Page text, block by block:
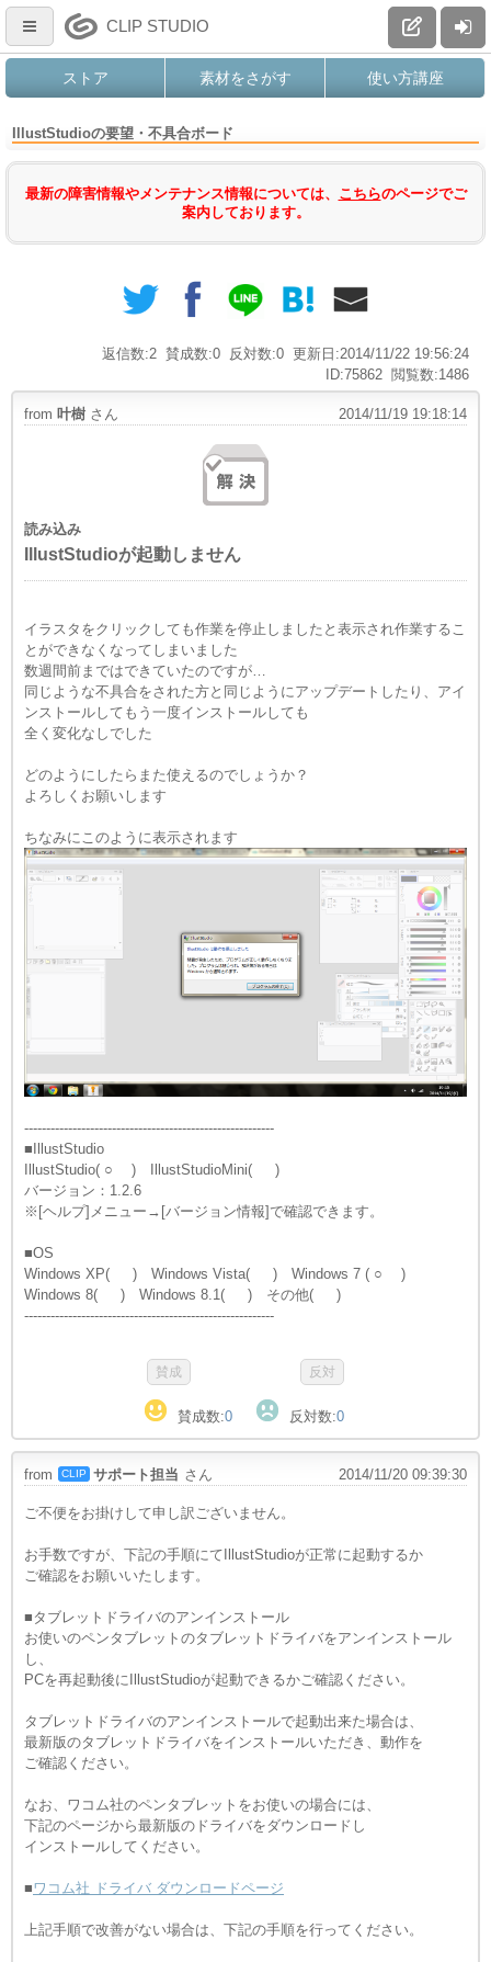
CLIP STUDIO
ストア 素材をさがす 使い方講座
IllustStudioの要望・不具合ボード
最新の障害情報やメンテナンス情報については、 こちらのページでご
案内しております。
更新日:2014/11/22 19:56:24
反対数:0
賛成数:0
返信数:2
閲覧数:1486
ID:75862
from 叶樹 さん 2014/11/19 19:18:14
読み込み
IllustStudioが起動しません
イラスタをクリックしても作業を停止しましたと表示され作業するこ
とができなくなってしまいました
数週間前まではできていたのですが…
同じような不具合をされた方と同じようにアップデートしたり、アイ
ンストールしてもう一度インストールしても
全く変化なしでした
どのようにしたらまた使えるのでしょうか？
よろしくお願いします
ちなみにこのように表示されます
---------------------------------------------------------
■IllustStudio
IllustStudio( ○ ) IllustStudioMini( )
バージョン：1.2.6
※[ヘルプ]メニュー→[バージョン情報]で確認できます。
■OS
Windows XP( ) Windows Vista( ) Windows 7 ( ○ )
Windows 8( ) Windows 8.1( ) その他( )
---------------------------------------------------------
賛成数:0 反対数:0
from CLIP サポート担当 さん 2014/11/20 09:39:30
ご不便をお掛けして申し訳ございません。
お手数ですが、下記の手順にてIllustStudioが正常に起動するか
ご確認をお願いいたします。
■タブレットドライバのアンインストール
お使いのペンタブレットのタブレットドライバをアンインストール
し、
PCを再起動後にIllustStudioが起動できるかご確認ください。
タブレットドライバのアンインストールで起動出来た場合は、
最新版のタブレットドライバをインストールいただき、動作を
ご確認ください。
なお、ワコム社のペンタブレットをお使いの場合には、
下記のページから最新版のドライバをダウンロードし
インストールしてください。
■ワコム社 ドライバ ダウンロードページ
上記手順で改善がない場合は、下記の手順を行ってください。